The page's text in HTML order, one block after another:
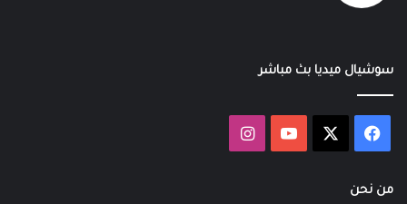
سوشيال ميديا بث مباشر
فيسبوك ‫YouTubeانستقرام
من نحن